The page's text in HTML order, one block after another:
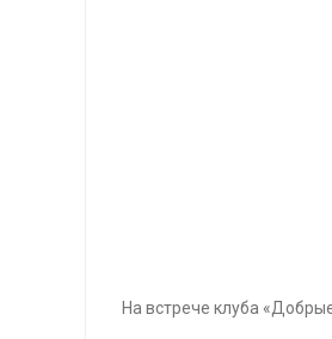
На встрече клуба